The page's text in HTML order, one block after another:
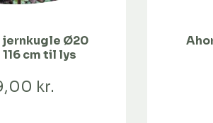
jernkugle Ø20
cm til lys
kr.